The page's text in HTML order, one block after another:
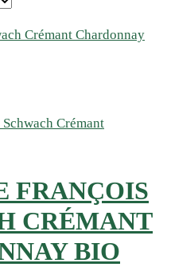
FRANÇOIS
CRÉMANT
BIO